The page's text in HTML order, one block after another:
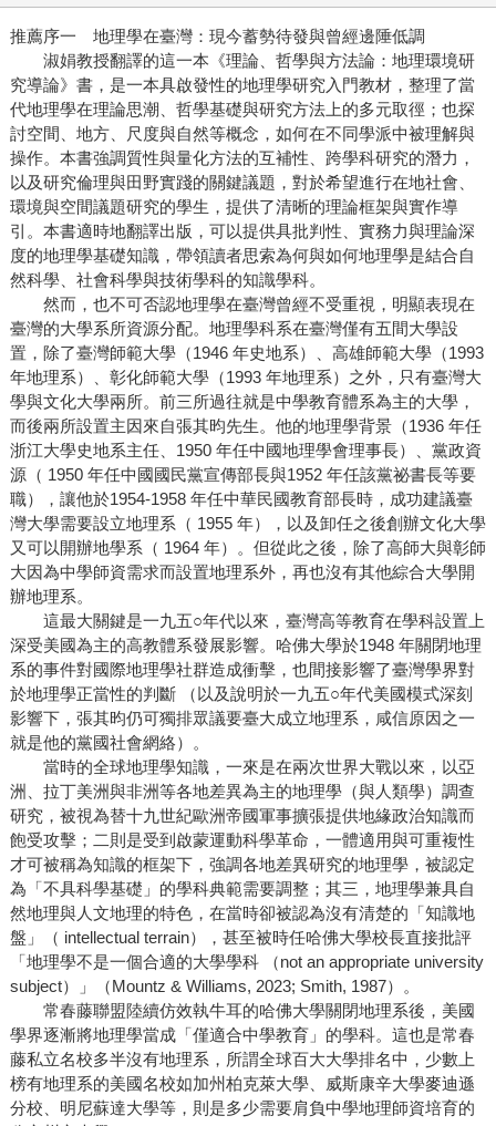
推薦序一 地理學在臺灣：現今蓄勢待發與曾經邊陲低調
淑娟教授翻譯的這一本《理論、哲學與方法論：地理環境研
究導論》書，是一本具啟發性的地理學研究入門教材，整理了當
代地理學在理論思潮、哲學基礎與研究方法上的多元取徑；也探
討空間、地方、尺度與自然等概念，如何在不同學派中被理解與
操作。本書強調質性與量化方法的互補性、跨學科研究的潛力，
以及研究倫理與田野實踐的關鍵議題，對於希望進行在地社會、
環境與空間議題研究的學生，提供了清晰的理論框架與實作導
引。本書適時地翻譯出版，可以提供具批判性、實務力與理論深
度的地理學基礎知識，帶領讀者思索為何與如何地理學是結合自
然科學、社會科學與技術學科的知識學科。
然而，也不可否認地理學在臺灣曾經不受重視，明顯表現在
臺灣的大學系所資源分配。地理學科系在臺灣僅有五間大學設
置，除了臺灣師範大學（1946 年史地系）、高雄師範大學（1993
年地理系）、彰化師範大學（1993 年地理系）之外，只有臺灣大
學與文化大學兩所。前三所過往就是中學教育體系為主的大學，
而後兩所設置主因來自張其昀先生。他的地理學背景（1936 年任
浙江大學史地系主任、1950 年任中國地理學會理事長）、黨政資
源（ 1950 年任中國國民黨宣傳部長與1952 年任該黨祕書長等要
職），讓他於1954-1958 年任中華民國教育部長時，成功建議臺
灣大學需要設立地理系（ 1955 年），以及卸任之後創辦文化大學
又可以開辦地學系（ 1964 年）。但從此之後，除了高師大與彰師
大因為中學師資需求而設置地理系外，再也沒有其他綜合大學開
辦地理系。
這最大關鍵是一九五○年代以來，臺灣高等教育在學科設置上
深受美國為主的高教體系發展影響。哈佛大學於1948 年關閉地理
系的事件對國際地理學社群造成衝擊，也間接影響了臺灣學界對
於地理學正當性的判斷 （以及說明於一九五○年代美國模式深刻
影響下，張其昀仍可獨排眾議要臺大成立地理系，咸信原因之一
就是他的黨國社會網絡）。
當時的全球地理學知識，一來是在兩次世界大戰以來，以亞
洲、拉丁美洲與非洲等各地差異為主的地理學（與人類學）調查
研究，被視為替十九世紀歐洲帝國軍事擴張提供地緣政治知識而
飽受攻擊；二則是受到啟蒙運動科學革命，一體適用與可重複性
才可被稱為知識的框架下，強調各地差異研究的地理學，被認定
為「不具科學基礎」的學科典範需要調整；其三，地理學兼具自
然地理與人文地理的特色，在當時卻被認為沒有清楚的「知識地
盤」（ intellectual terrain），甚至被時任哈佛大學校長直接批評
「地理學不是一個合適的大學學科 （not an appropriate university
subject）」（Mountz & Williams, 2023; Smith, 1987）。
常春藤聯盟陸續仿效執牛耳的哈佛大學關閉地理系後，美國
學界逐漸將地理學當成「僅適合中學教育」的學科。這也是常春
藤私立名校多半沒有地理系，所謂全球百大大學排名中，少數上
榜有地理系的美國名校如加州柏克萊大學、威斯康辛大學麥迪遜
分校、明尼蘇達大學等，則是多少需要肩負中學地理師資培育的